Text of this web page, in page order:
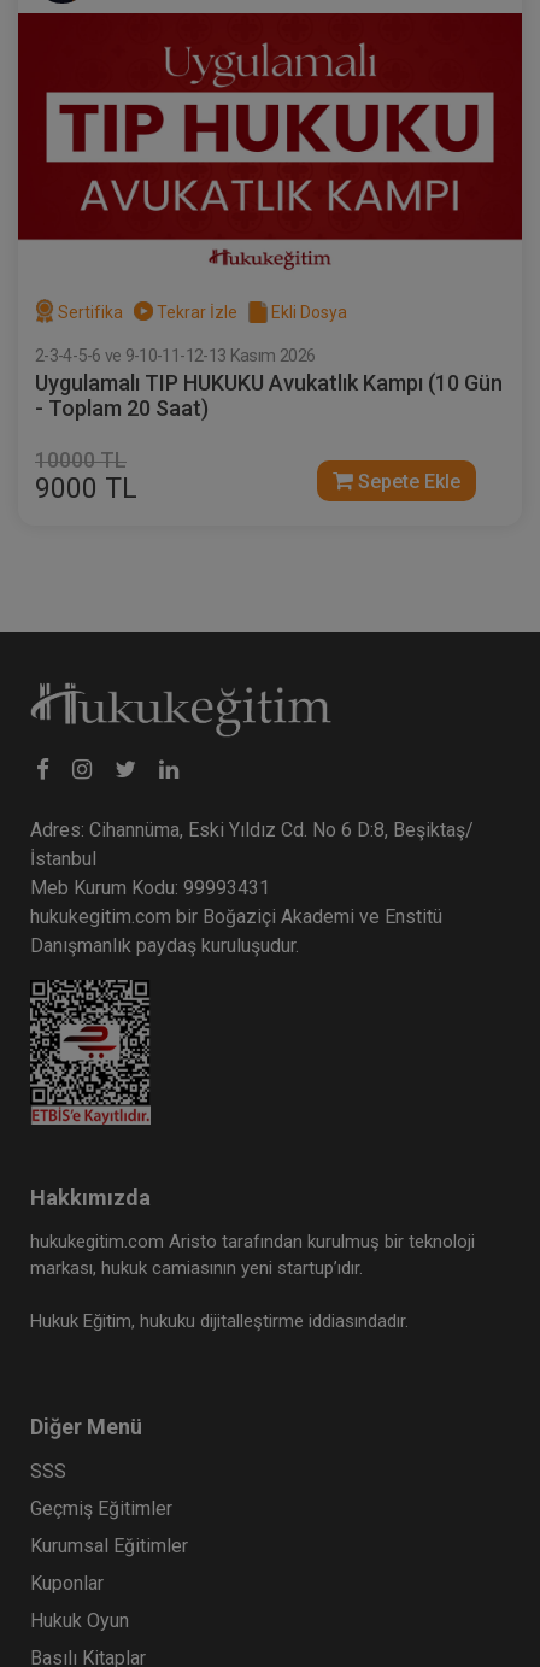
Sertifika Tekrar İzle Ekli Dosya
2-3-4-5-6 ve 9-10-11-12-13 Kasım 2026
Uygulamalı TIP HUKUKU Avukatlık Kampı (10 Gün
- Toplam 20 Saat)
10000 TL
9000 TL Sepete Ekle
Adres: Cihannüma, Eski Yıldız Cd. No 6 D:8, Beşiktaş/
İstanbul
Meb Kurum Kodu: 99993431
hukukegitim.com bir Boğaziçi Akademi ve Enstitü
Danışmanlık paydaş kuruluşudur.
Hakkımızda
hukukegitim.com Aristo tarafından kurulmuş bir teknoloji
markası, hukuk camiasının yeni startup’ıdır.
Hukuk Eğitim, hukuku dijitalleştirme iddiasındadır.
Diğer Menü
SSS
Geçmiş Eğitimler
Kurumsal Eğitimler
Kuponlar
Hukuk Oyun
Basılı Kitaplar